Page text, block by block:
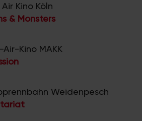
Kino Köln
& Monsters
Kino MAKK
Weidenpesch